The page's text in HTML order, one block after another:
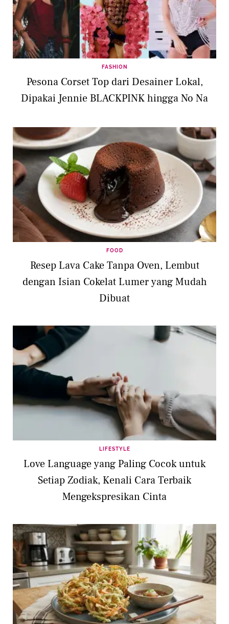
FASHION
Pesona Corset Top dari Desainer Lokal,
Dipakai Jennie BLACKPINK hingga No Na
FOOD
Resep Lava Cake Tanpa Oven, Lembut
dengan Isian Cokelat Lumer yang Mudah
Dibuat
LIFESTYLE
Love Language yang Paling Cocok untuk
Setiap Zodiak, Kenali Cara Terbaik
Mengekspresikan Cinta